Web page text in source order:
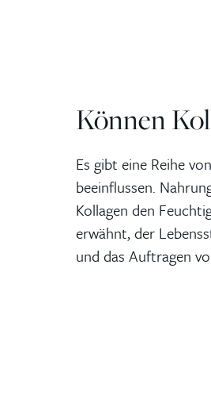
Können
Es gibt eine Reihe
beeinflussen.
Kollagen den
erwähnt, der
und das Auftragen